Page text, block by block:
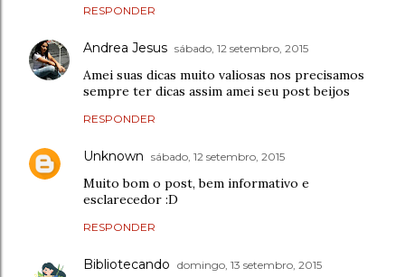
RESPONDER
Andrea Jesus sábado, 12 setembro, 2015
Amei suas dicas muito valiosas nos precisamos
sempre ter dicas assim amei seu post beijos
RESPONDER
Unknown sábado, 12 setembro, 2015
Muito bom o post, bem informativo e
esclarecedor :D
RESPONDER
Bibliotecando domingo, 13 setembro, 2015